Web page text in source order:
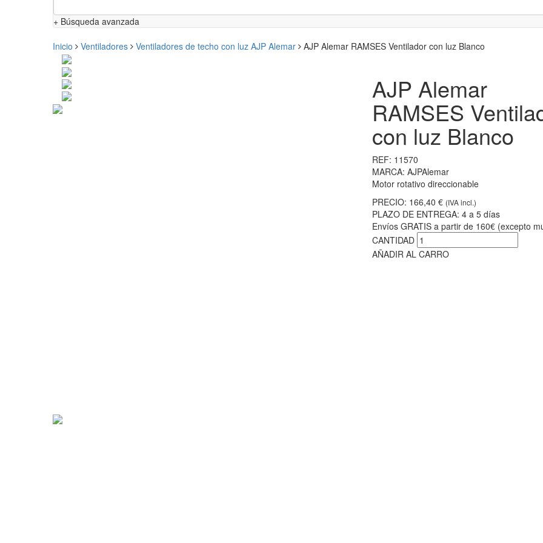
+ Búsqueda avanzada
Inicio Ventiladores Ventiladores de techo con luz AJP Alemar AJP Alemar RAMSES Ventilador con luz Blanco
AJP Alemar
RAMSES
con luz Blanco
REF: 11570
MARCA: AJPAlemar
Motor rotativo direccionable
PRECIO: 166,40 € (IVA incl.)
PLAZO DE ENTREGA: 4 a 5 días
Envíos GRATIS a partir de 160€ (excepto
CANTIDAD
AÑADIR AL CARRO